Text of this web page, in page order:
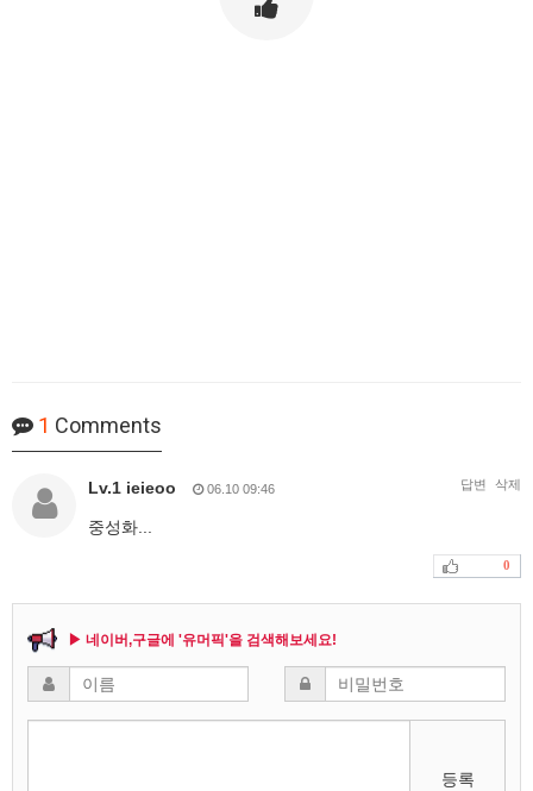
1 Comments
Lv.1 ieieoo 06.10 09:46 답변 삭제
중성화...
0
▶ 네이버,구글에 '유머픽'을 검색해보세요!
등록